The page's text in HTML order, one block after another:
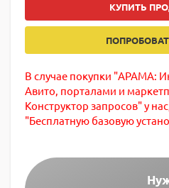
КУПИТЬ
В случае покупки "АРАМА:
Авито, порталами и
Конструктор запросов" у
"Бесплатную базовую